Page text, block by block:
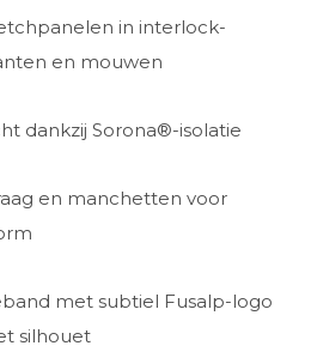
in interlock-
en mouwen
dankzij Sorona®-isolatie
en manchetten voor
met subtiel Fusalp-logo
silhouet